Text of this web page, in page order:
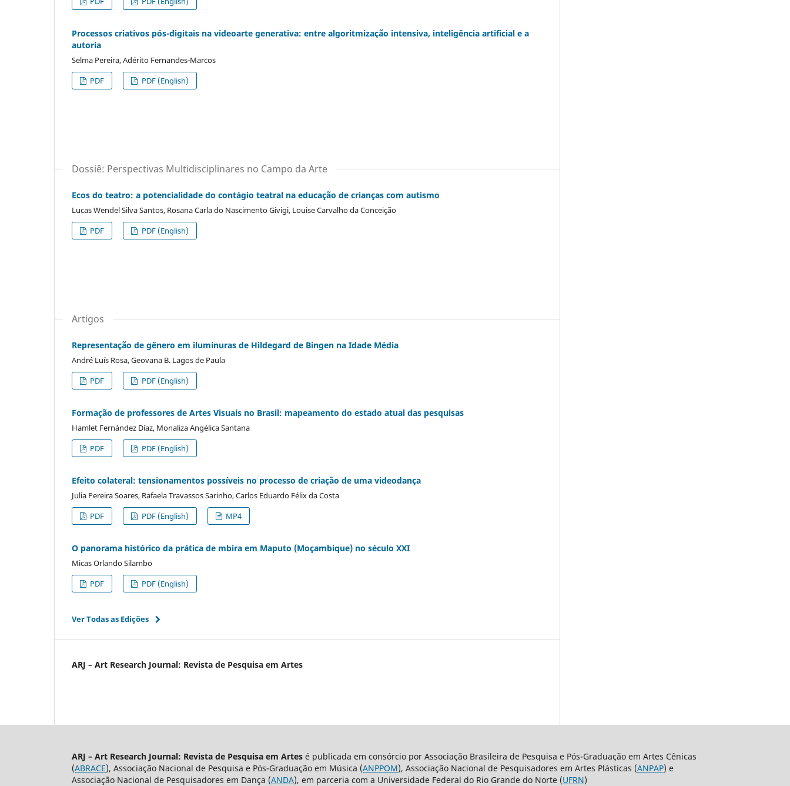
Processos criativos pós-digitais na videoarte generativa: entre algoritmização intensiva, inteligência artificial e a
autoria
Selma Pereira, Adérito Fernandes-Marcos
PDF
PDF (English)
Dossiê: Perspectivas Multidisciplinares no Campo da Arte
Ecos do teatro: a potencialidade do contágio teatral na educação de crianças com autismo
Lucas Wendel Silva Santos, Rosana Carla do Nascimento Givigi, Louise Carvalho da Conceição
PDF
PDF (English)
Artigos
Representação de gênero em iluminuras de Hildegard de Bingen na Idade Média
André Luís Rosa, Geovana B. Lagos de Paula
PDF
PDF (English)
Formação de professores de Artes Visuais no Brasil: mapeamento do estado atual das pesquisas
Hamlet Fernández Díaz, Monaliza Angélica Santana
PDF
PDF (English)
Efeito colateral: tensionamentos possíveis no processo de criação de uma videodança
Julia Pereira Soares, Rafaela Travassos Sarinho, Carlos Eduardo Félix da Costa
PDF
PDF (English) MP4
O panorama histórico da prática de mbira em Maputo (Moçambique) no século XXI
Micas Orlando Silambo
PDF
PDF (English)
Ver Todas as Edições
ARJ – Art Research Journal: Revista de Pesquisa em Artes
ARJ – Art Research Journal: Revista de Pesquisa em Artes é publicada em consórcio por Associação Brasileira de Pesquisa e Pós-Graduação em Artes Cênicas
(ABRACE), Associação Nacional de Pesquisa e Pós-Graduação em Música (ANPPOM), Associação Nacional de Pesquisadores em Artes Plásticas (ANPAP) e
Associação Nacional de Pesquisadores em Dança (ANDA), em parceria com a Universidade Federal do Rio Grande do Norte (UFRN)